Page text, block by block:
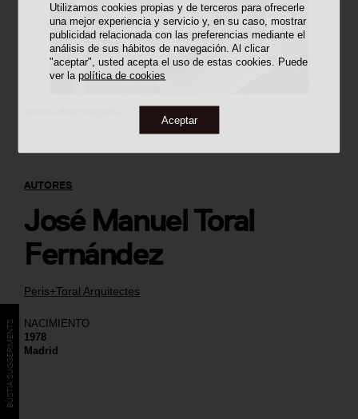
Utilizamos cookies propias y de terceros para ofrecerle
una mejor experiencia y servicio y, en su caso, mostrar
publicidad relacionada con las preferencias mediante el
análisis de sus hábitos de navegación. Al clicar
"aceptar", usted acepta el uso de estas cookies. Puede
ver lapolítica de cookies
Aceptar
Peris+Toral Arquitectes
NACIMIENTO
1978
Madrid
AUTORES
José Manuel Toral
Fernández
BÚSTIA SUGGERIMENTS